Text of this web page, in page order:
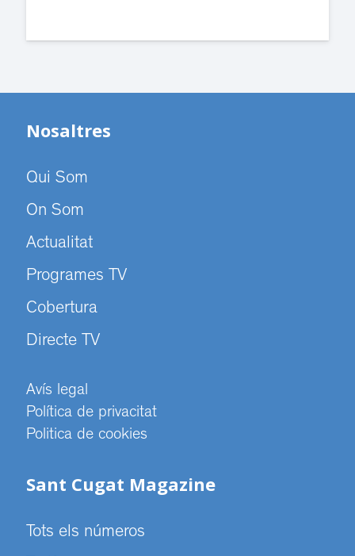
Nosaltres
Qui Som
On Som
Actualitat
Programes TV
Cobertura
Directe TV
Avís legal
Política de privacitat
Politica de cookies
Sant Cugat Magazine
Tots els números